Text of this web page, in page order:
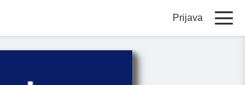
Prijava